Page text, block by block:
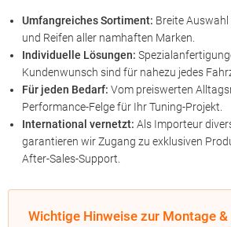
Umfangreiches Sortiment: Breite
und Reifen aller namhaften Marken.
Individuelle Lösungen:
Kundenwunsch sind für nahezu jedes
Für jeden Bedarf: Vom preiswerten
Performance-Felge für Ihr Tuning-Projekt.
International vernetzt: Als Importeur
garantieren wir Zugang zu exklusiven
After-Sales-Support.
Wichtige Hinweise zur Montage &